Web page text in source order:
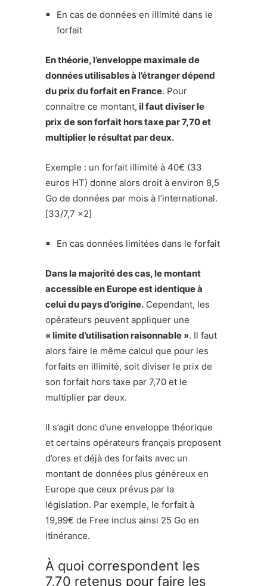
En cas de données en illimité dans le
forfait
En théorie, l’enveloppe maximale de
données utilisables à l’étranger dépend
du prix du forfait en France. Pour
connaitre ce montant, il faut diviser le
prix de son forfait hors taxe par 7,70 et
multiplier le résultat par deux.
Exemple : un forfait illimité à 40€ (33
euros HT) donne alors droit à environ 8,5
Go de données par mois à l’international.
[33/7,7 x2]
En cas données limitées dans le forfait
Dans la majorité des cas, le montant
accessible en Europe est identique à
celui du pays d’origine. Cependant, les
opérateurs peuvent appliquer une
« limite d’utilisation raisonnable ». Il faut
alors faire le même calcul que pour les
forfaits en illimité, soit diviser le prix de
son forfait hors taxe par 7,70 et le
multiplier par deux.
Il s’agit donc d’une enveloppe théorique
et certains opérateurs français proposent
d’ores et déjà des forfaits avec un
montant de données plus généreux en
Europe que ceux prévus par la
législation. Par exemple, le forfait à
19,99€ de Free inclus ainsi 25 Go en
itinérance.
À quoi correspondent les
7,70 retenus pour faire les